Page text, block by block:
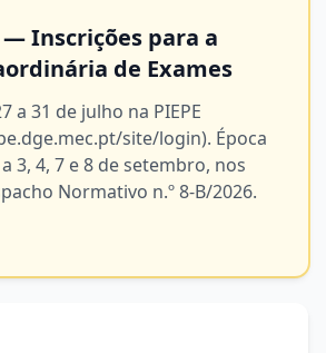
— Inscrições para a
de Exames
a 31 de julho na PIEPE
site/login). Época
3, 4, 7 e 8 de setembro, nos
Normativo n.º 8-B/2026.